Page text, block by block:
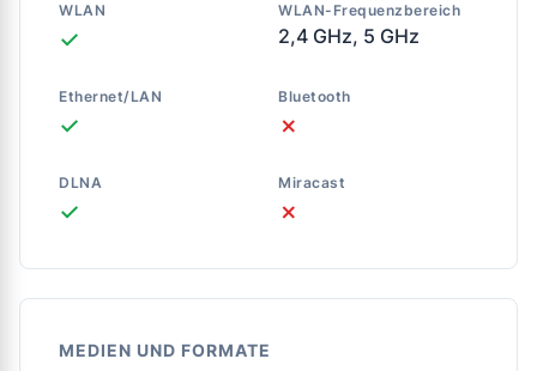
WLAN
✓
WLAN-Frequenzbereich
2,4 GHz, 5 GHz
Ethernet/LAN
✓
Bluetooth
✗
DLNA
✓
Miracast
✗
MEDIEN UND FORMATE